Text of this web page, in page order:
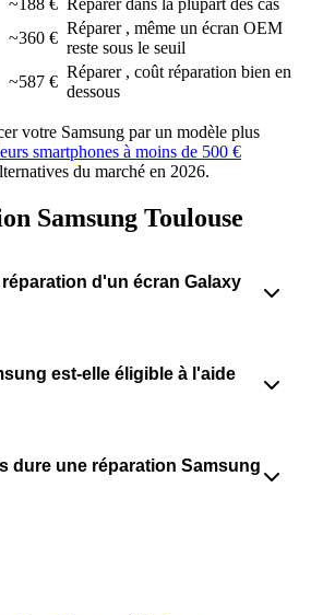
~188 € Réparer dans la plupart des cas
~360 €
Réparer , même un écran OEM
reste sous le seuil
~587 €
Réparer , coût réparation bien en
dessous
votre Samsung par un modèle plus
smartphones à moins de 500 €
du marché en 2026.
Samsung Toulouse
d'un écran Galaxy
est-elle éligible à l'aide
dure une réparation Samsung